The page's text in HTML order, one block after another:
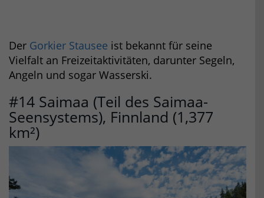
Der Gorkier Stausee ist bekannt für seine
Vielfalt an Freizeitaktivitäten, darunter Segeln,
Angeln und sogar Wasserski.
#14 Saimaa (Teil des Saimaa-
Seensystems), Finnland (1,377
km²)